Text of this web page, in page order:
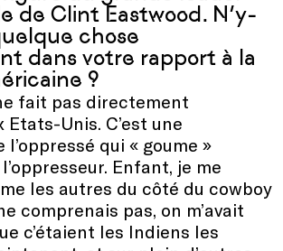
de Clint Eastwood. N’y-
chose
dans votre rapport à la
?
fait pas directement
Unis. C’est une
qui « goume »
Enfant, je me
les autres du côté du cowboy
comprenais pas, on m’avait
c’étaient les Indiens les